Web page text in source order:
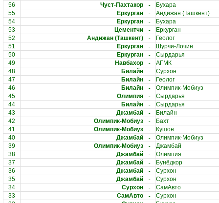
56
Чуст-Пахтакор -
Бухара
55
Еркурган -
Андижан (Ташкент)
54
Еркурган -
Бухара
53
Цементчи -
Еркурган
52
Андижан (Ташкент) -
Геолог
51
Еркурган -
Шурчи-Лочин
50
Еркурган -
Сырдарья
49
Навбахор -
АГМК
48
Билайн -
Сурхон
47
Билайн -
Геолог
46
Билайн -
Олимпик-Мобиуз
45
Олимпия -
Сырдарья
44
Билайн -
Сырдарья
43
Джамбай -
Билайн
42
Олимпик-Мобиуз -
Бахт
41
Олимпик-Мобиуз -
Кушон
40
Джамбай -
Олимпик-Мобиуз
39
Олимпик-Мобиуз -
Джамбай
38
Джамбай -
Олимпия
37
Джамбай -
Бунёдкор
36
Джамбай -
Сурхон
35
Джамбай -
Сурхон
34
Сурхон -
СамАвто
33
СамАвто -
Сурхон